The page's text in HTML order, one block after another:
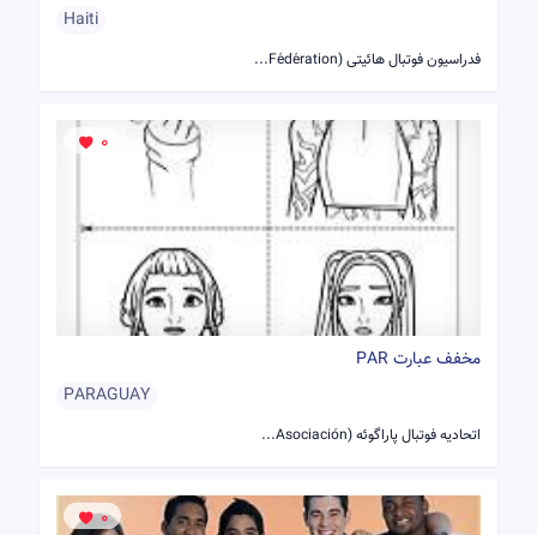
Haiti
فدراسیون فوتبال هائیتی (Fédération...
0
مخفف عبارت PAR
PARAGUAY
اتحادیه فوتبال پاراگوئه (Asociación...
0